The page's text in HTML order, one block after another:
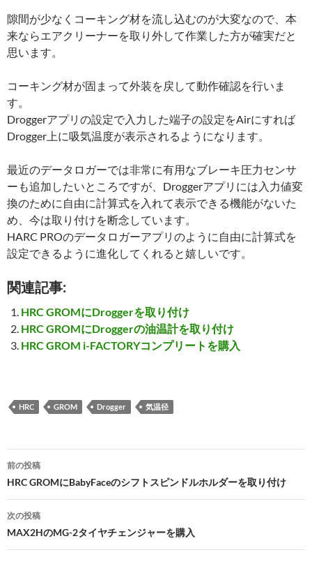
隙間が少なくコーキング材を流し込むのが大変なので、本
来ならエアクリーナーを取り外して作業した方が確実だと
思います。
コーキング材が固まって外装を戻して動作確認を行いま
す。
Droggerアプリの設定で入力した端子の設定をAirにすれば
Drogger上に吸気温度が表示されるようになります。
最近のデータロガーでは非常に有用なブレーキ圧力センサ
ーも追加したいところですが、Droggerアプリには入力値変
換のために自由に計算式を入れて表示できる機能がないた
め、今は取り付けを断念しています。
HARC PROのデータロガーアプリのように自由に計算式を
設定できるように進化してくれると嬉しいです。
関連記事:
HRC GROMにDroggerを取り付け
HRC GROMにDroggerの油温計を取り付け
HRC GROM i-FACTORYコンプリートを購入
HRC GROM Drogger 気温径
投
稿
ナ
ビ
前の投稿
HRC GROMにBabyFaceのシフトスピンドルホルダーを取り付け
次の投稿
MAX2HのMG-2タイヤチェンジャーを購入